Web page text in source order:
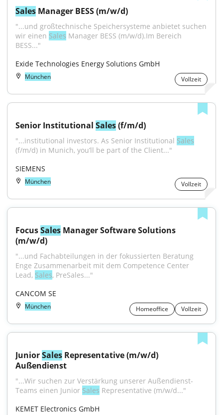
Sales Manager BESS (m/w/d)
"...und großtechnische Speichersysteme anbietet suchen
wir einen Sales Manager BESS (m/w/d).Im Bereich
BESS..."
Exide Technologies Energy Solutions GmbH
München Vollzeit
Senior Institutional Sales (f/m/d)
"...institutional investors. As Senior Institutional Sales
(f/m/d) in Munich, you’ll be part of the Client..."
SIEMENS
München Vollzeit
Focus Sales Manager Software Solutions
(m/w/d)
"...und Fachabteilungen in der fokussierten Beratung
Enge Zusammenarbeit mit dem Competence Center
Lead, Sales, PreSales..."
CANCOM SE
München Homeoffice Vollzeit
Junior Sales Representative (m/w/d)
Außendienst
"...Wir suchen zur Verstärkung unserer Außendienst-
Teams einen Junior Sales Representative (m/w/d..."
KEMET Electronics GmbH